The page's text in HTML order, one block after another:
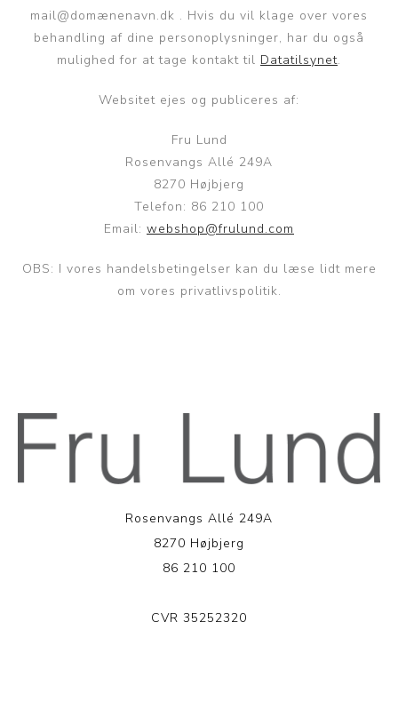
mail@domænenavn.dk . Hvis du vil klage over vores
behandling af dine personoplysninger, har du også
mulighed for at tage kontakt til Datatilsynet.
Websitet ejes og publiceres af:
Fru Lund
Rosenvangs Allé 249A
8270 Højbjerg
Telefon: 86 210 100
Email: webshop@frulund.com
OBS: I vores handelsbetingelser kan du læse lidt mere
om vores privatlivspolitik.
Rosenvangs Allé 249A
8270 Højbjerg
86 210 100
CVR 35252320